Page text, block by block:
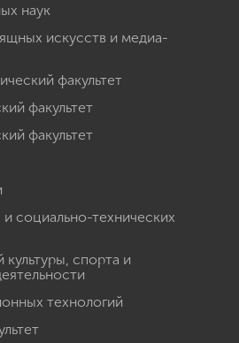
наук
искусств и медиа-
факультет
факультет
факультет
и социально-технических
культуры, спорта и
технологий